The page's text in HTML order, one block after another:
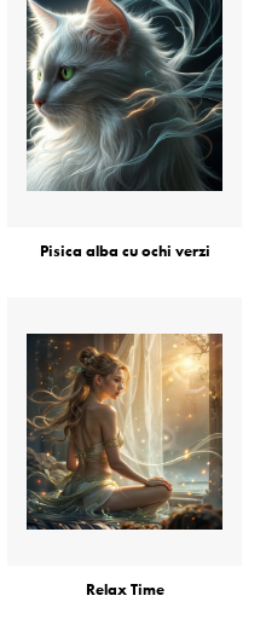
Pisica alba cu ochi verzi
Relax Time